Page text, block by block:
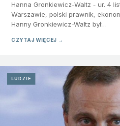
Hanna Gronkiewicz-Waltz - ur. 4
Warszawie, polski prawnik,
Hanny Gronkiewicz-Waltz był…
CZYTAJ WIĘCEJ →
LUDZIE